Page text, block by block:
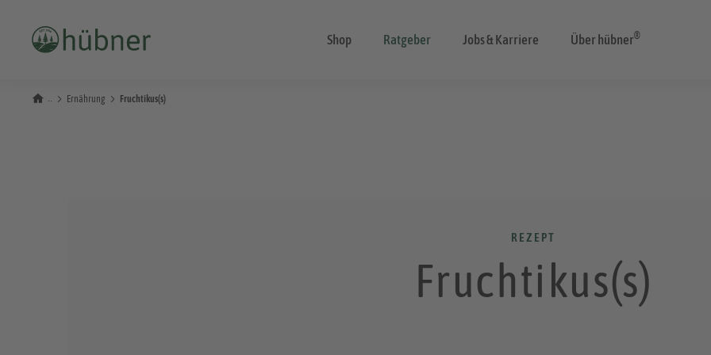
Shop Ratgeber Jobs & Karriere Über hübner®
Ernährung Fruchtikus(s)
REZEPT
Fruchtikus(s)